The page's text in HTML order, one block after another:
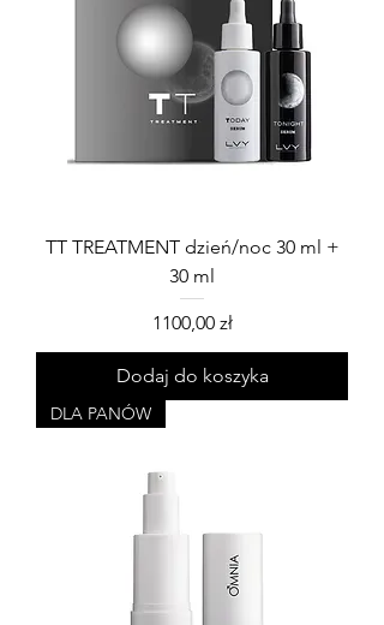
TT TREATMENT dzień/noc 30 ml +
30 ml
Cena
1100,00 zł
Dodaj do koszyka
DLA PANÓW